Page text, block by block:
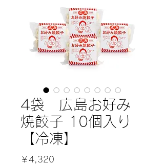
4袋 広島お好み
焼餃子 10個入り
【冷凍】
￥4,320